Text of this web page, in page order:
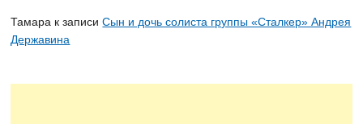
Тамара к записиСын и дочь солиста группы «Сталкер» Андрея
Державина